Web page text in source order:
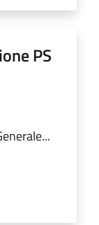
PS